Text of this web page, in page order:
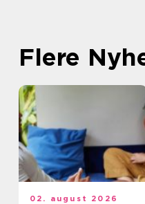
Flere
02. august 2026